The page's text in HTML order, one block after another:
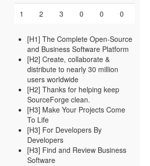
1 2 3 0 0 0
[H1] The Complete Open-Source
and Business Software Platform
[H2] Create, collaborate &
distribute to nearly 30 million
users worldwide
[H2] Thanks for helping keep
SourceForge clean.
[H3] Make Your Projects Come
To Life
[H3] For Developers By
Developers
[H3] Find and Review Business
Software